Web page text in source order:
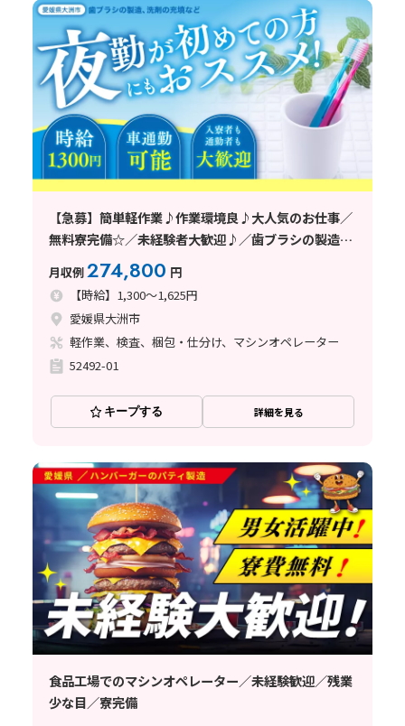
【急募】簡単軽作業♪作業環境良♪大人気のお仕事／
無料寮完備☆／未経験者大歓迎♪／歯ブラシの製造／
年齢層幅広く活躍中／愛媛県／2026年メーカー様直接
雇用実績有り
月収例274,800 円
【時給】1,300～1,625円
愛媛県大洲市
軽作業、検査、梱包・仕分け、マシンオペレーター
52492-01
キープする 詳細を見る
食品工場でのマシンオペレーター／未経験歓迎／残業
少な目／寮完備